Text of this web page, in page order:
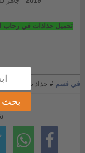
تحميل جذاذات في رحاب
في قسم # جذاذات المستوى